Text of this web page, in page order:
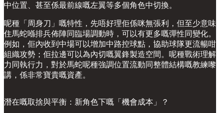
中位置、甚至係最前線嘅左翼等多個角色中切換。
呢種「周身刀」嘅特性，先唔好理佢係咪無張利，但至少意味
住馬蛇喺排兵佈陣同臨場調動時，可以有更多嘅彈性同變化。
例如，佢內收到中場可以增加中路控球點，協助球隊更流暢咁
組織攻勢；佢拉邊可以為內切嘅翼鋒製造空間。呢種戰術理解
力同執行力，對於馬蛇呢種強調位置流動同整體結構嘅教練嚟
講，係非常寶貴嘅資產。
潛在嘅取捨與平衡：新角色下嘅「機會成本」？